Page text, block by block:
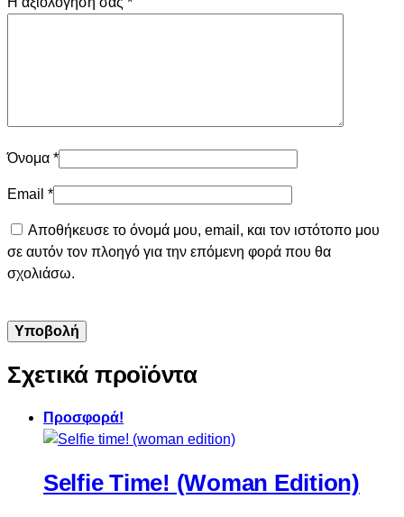
Όνομα *
Email *
Αποθήκευσε το όνομά μου, email, και τον ιστότοπο μου
σε αυτόν τον πλοηγό για την επόμενη φορά που θα
σχολιάσω.
Σχετικά προϊόντα
Προσφορά!
Selfie Time! (Woman Edition)